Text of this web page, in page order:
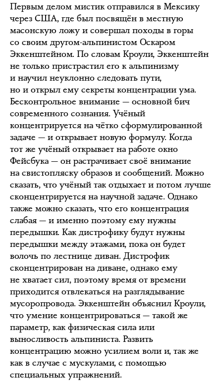
Первым делом мистик отправился в Мексику
через США, где был посвящён в местную
масонскую ложу и совершал походы в горы
со своим другом-альпинистом Оскаром
Эккенштейном. По словам Кроули, Эккенштейн
не только пристрастил его к альпинизму
и научил неуклонно следовать пути,
но и открыл ему секреты концентрации ума.
Бесконтрольное внимание — основной бич
современного сознания. Учёный
концентрируется на чётко сформулированной
задаче — и открывает новую формулу. Когда
тот же учёный открывает на работе окно
Фейсбука — он растрачивает своё внимание
на свистопляску образов и сообщений. Можно
сказать, что учёный так отдыхает и потом лучше
сконцентрируется на научной задаче. Однако
также можно сказать, что его концентрация
слабая — и именно поэтому ему нужны
передышки. Как дистрофику будут нужны
передышки между этажами, пока он будет
волочь по лестнице диван. Дистрофик
сконцентрирован на диване, однако ему
не хватает сил, поэтому время от времени
приходится отвлекаться на разглядывание
мусоропровода. Эккенштейн объяснил Кроули,
что умение концентрироваться — такой же
параметр, как физическая сила или
выносливость альпиниста. Развить
концентрацию можно усилием воли и, так же
как в случае с мускулами, с помощью
специальных упражнений.